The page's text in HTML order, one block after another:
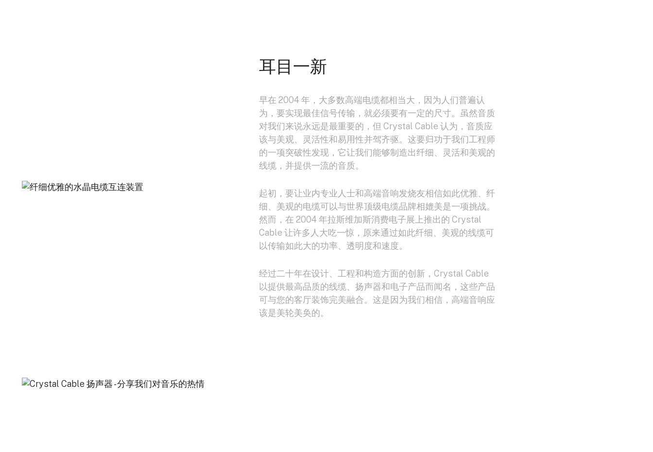
耳目一新
早在 2004 年，大多数高端电缆都相当大，因为人们普遍认
为，要实现最佳信号传输，就必须要有一定的尺寸。虽然音质
对我们来说永远是最重要的，但 Crystal Cable 认为，音质应
该与美观、灵活性和易用性并驾齐驱。这要归功于我们工程师
的一项突破性发现，它让我们能够制造出纤细、灵活和美观的
线缆，并提供一流的音质。
起初，要让业内专业人士和高端音响发烧友相信如此优雅、纤
细、美观的电缆可以与世界顶级电缆品牌相媲美是一项挑战。
然而，在 2004 年拉斯维加斯消费电子展上推出的 Crystal
Cable 让许多人大吃一惊，原来通过如此纤细、美观的线缆可
以传输如此大的功率、透明度和速度。
经过二十年在设计、工程和构造方面的创新，Crystal Cable
以提供最高品质的线缆、扬声器和电子产品而闻名，这些产品
可与您的客厅装饰完美融合。这是因为我们相信，高端音响应
该是美轮美奂的。